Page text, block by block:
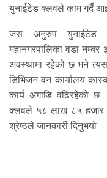
युनाईटेड क्लवले काम गर्दै
जस अनुरुप युनाईटेड
महानगरपालिका वडा नम्बर
अवस्थामा रहेको छ भने
डिभिजन वन कार्यालय
कार्य अगाडि वढिरहेको छ
क्लवले ५८ लाख ८५ हजार
श्रेष्ठले जानकारी दिनुभयो ।